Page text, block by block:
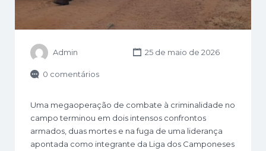
Admin 25 de maio de 2026
0 comentários
Uma megaoperação de combate à criminalidade no
campo terminou em dois intensos confrontos
armados, duas mortes e na fuga de uma liderança
apontada como integrante da Liga dos Camponeses